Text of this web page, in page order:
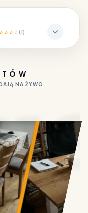
⭐⭐⭐(1)
NA ŻYWO